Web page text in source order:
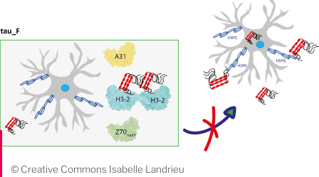
© Creative Commons Isabelle Landrieu